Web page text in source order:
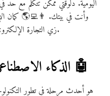
اليومية. دلوقتي ممكن تتكلم مع حد
وأنت في بيتك. 👨‍💻🌎 كمان
زي التجارة الإلكترونية، وصناعة المحتوى، والتعليم عن بعد.
5. الذكاء الاصطناعي – ثورة المستقبل 🤖